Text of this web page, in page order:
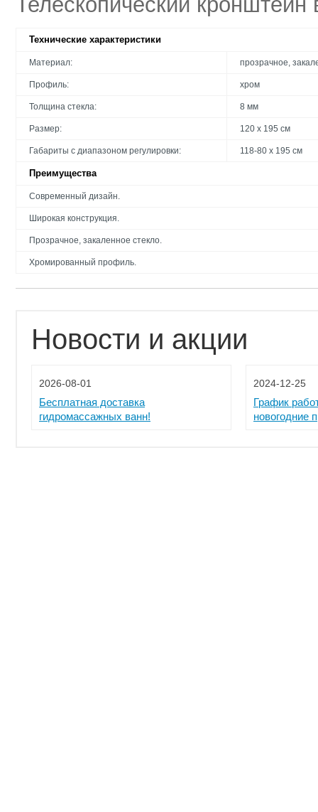
Технические характеристики
Материал: прозрачное,
Профиль: хром
Толщина стекла: 8 мм
Размер: 120 x 195 см
Габариты с диапазоном регулировки: 118-80 x 195 см
Преимущества
Современный дизайн.
Широкая конструкция.
Прозрачное, закаленное стекло.
Хромированный профиль.
Новости и акции
2026-08-01
Бесплатная доставка
гидромассажных ванн!
2024-12-25
График
новогодние